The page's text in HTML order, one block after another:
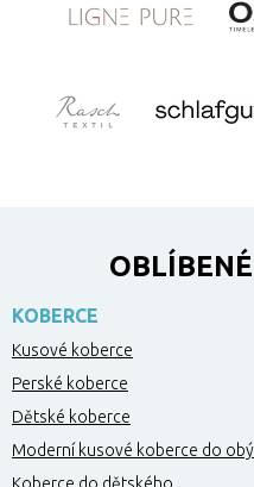
KOBERCE
Kusové koberce
Perské koberce
Dětské koberce
Moderní kusové koberce do